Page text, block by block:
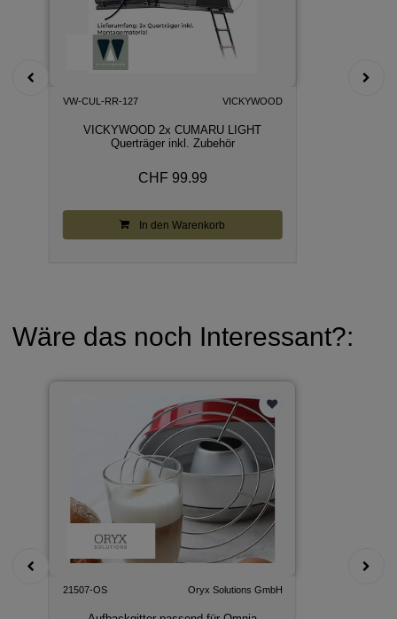
VW-CUL-RR-127 VICKYWOOD
VICKYWOOD 2x CUMARU LIGHT
Querträger inkl. Zubehör
CHF 99.99
In den Warenkorb
Wäre das noch Interessant?:
21507-OS Oryx Solutions GmbH